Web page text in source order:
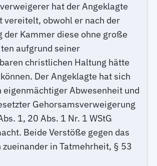
hat der Angeklagte
vereitelt, obwohl er nach der
der Kammer diese ohne große
aufgrund seiner
christlichen Haltung hätte
Der Angeklagte hat sich
eigenmächtiger Abwesenheit und
Gehorsamsverweigerung
1, 20 Abs. 1 Nr. 1 WStG
Beide Verstöße gegen das
zueinander in Tatmehrheit, § 53